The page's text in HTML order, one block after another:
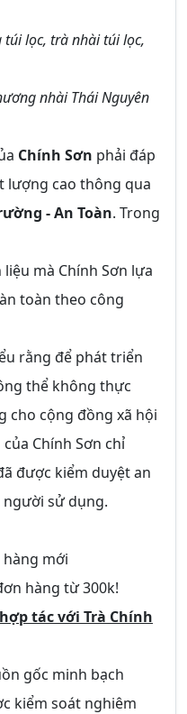
lọc, trà nhài túi lọc,
nhài Thái Nguyên
Chính Sơn phải đáp
lượng cao thông qua
- An Toàn. Trong
mà Chính Sơn lựa
toàn theo công
rằng để phát triển
thể không thực
cho cộng đồng xã hội
Chính Sơn chỉ
được kiểm duyệt an
sử dụng.
hàng mới
hàng từ 300k!
tác với Trà Chính
gốc minh bạch
kiểm soát nghiêm